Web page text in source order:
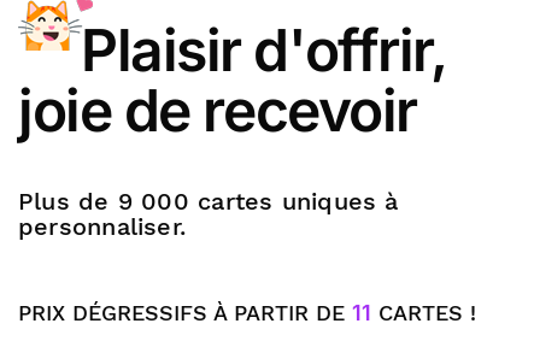
Plaisir d'offrir,
joie de recevoir
Plus de 9 000 cartes uniques à
personnaliser.
PRIX DÉGRESSIFS À PARTIR DE 11 CARTES !